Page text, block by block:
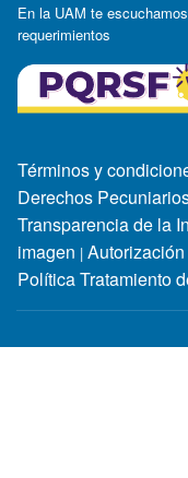
En la UAM te
requerimientos
Términos y
Derechos
Transparencia de la
imagen |
Política Tratamiento
1981. MEN